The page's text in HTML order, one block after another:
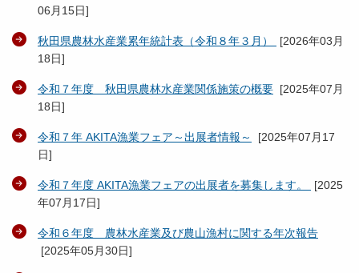
06月15日]
秋田県農林水産業累年統計表（令和８年３月） [2026年03月
18日]
令和７年度 秋田県農林水産業関係施策の概要 [2025年07月
18日]
令和７年 AKITA漁業フェア～出展者情報～ [2025年07月17
日]
令和７年度 AKITA漁業フェアの出展者を募集します。 [2025
年07月17日]
令和６年度 農林水産業及び農山漁村に関する年次報告
[2025年05月30日]